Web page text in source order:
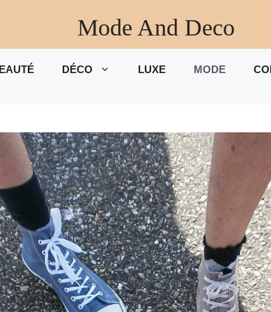
Mode And Deco
DÉCO LUXE MODE